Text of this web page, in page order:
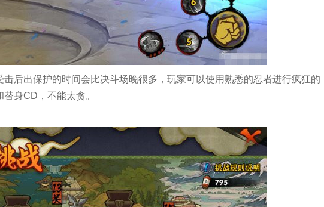
后出保护的时间会比决斗场晚很多，玩家可以使用熟悉的忍者进行疯狂的
身CD，不能太贪。